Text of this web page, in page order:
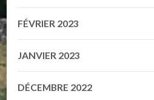
FÉVRIER 2023
JANVIER 2023
DÉCEMBRE 2022